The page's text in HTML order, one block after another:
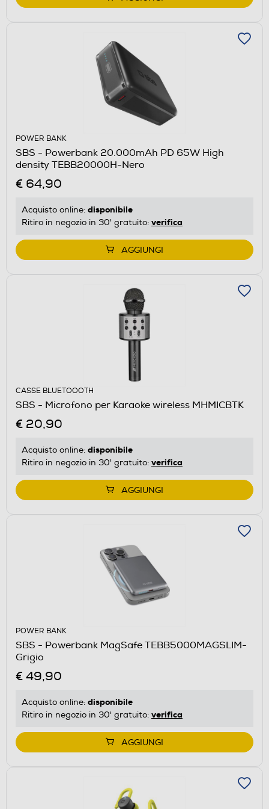
POWER BANK
SBS - Powerbank 20.000mAh PD 65W High
density TEBB20000H-Nero
€ 64,90
Acquisto online: disponibile
Ritiro in negozio in 30' gratuito: verifica
AGGIUNGI
CASSE BLUETOOOTH
SBS - Microfono per Karaoke wireless MHMICBTK
€ 20,90
Acquisto online: disponibile
Ritiro in negozio in 30' gratuito: verifica
AGGIUNGI
POWER BANK
SBS - Powerbank MagSafe TEBB5000MAGSLIM-
Grigio
€ 49,90
Acquisto online: disponibile
Ritiro in negozio in 30' gratuito: verifica
AGGIUNGI